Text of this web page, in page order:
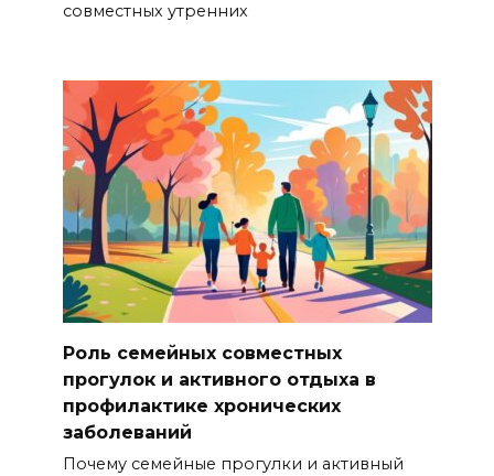
совместных утренних
Роль семейных совместных
прогулок и активного отдыха в
профилактике хронических
заболеваний
Почему семейные прогулки и активный